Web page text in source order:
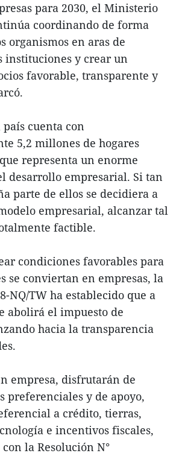
para 2030, el Ministerio
coordinando de forma
organismos en aras de
instituciones y crear un
favorable, transparente y
cuenta con
5,2 millones de hogares
representa un enorme
desarrollo empresarial. Si tan
parte de ellos se decidiera a
empresarial, alcanzar tal
factible.
condiciones favorables para
se conviertan en empresas, la
NQ/TW ha establecido que a
abolirá el impuesto de
hacia la transparencia
empresa, disfrutarán de
preferenciales y de apoyo,
a crédito, tierras,
e incentivos fiscales,
la Resolución N°